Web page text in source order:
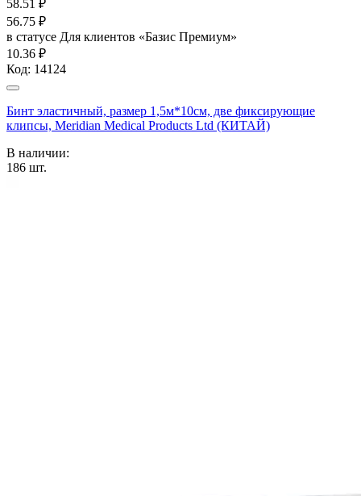
58.51 ₽
56.75 ₽
в статусе Для клиентов «Базис Премиум»
10.36 ₽
Код: 14124
Бинт эластичный, размер 1,5м*10см, две фиксирующие
клипсы, Meridian Medical Products Ltd (КИТАЙ)
В наличии:
186 шт.